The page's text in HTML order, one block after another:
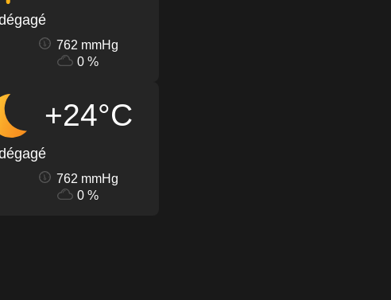
762 mmHg
0 %
+24°C
762 mmHg
0 %